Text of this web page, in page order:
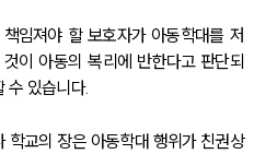
임져야 할 보호자가 아동학대를 저
이 아동의 복리에 반한다고 판단되
수 있습니다.
학교의 장은 아동학대 행위가 친권상